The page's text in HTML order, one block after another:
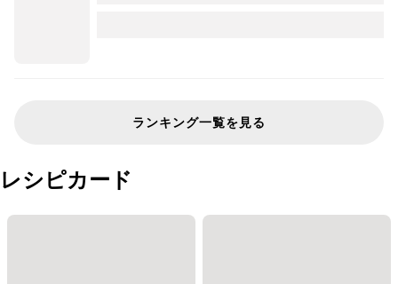
ランキング一覧を見る
レシピカード